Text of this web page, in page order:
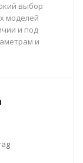
выбор
моделей
и под
и